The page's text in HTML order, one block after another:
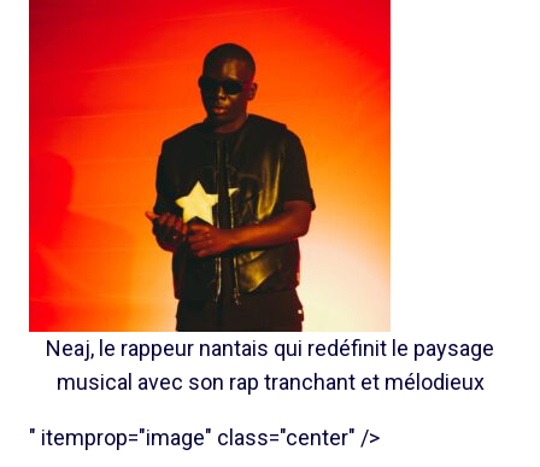
Neaj, le rappeur nantais qui redéfinit le paysage
musical avec son rap tranchant et mélodieux
" itemprop="image" class="center" />